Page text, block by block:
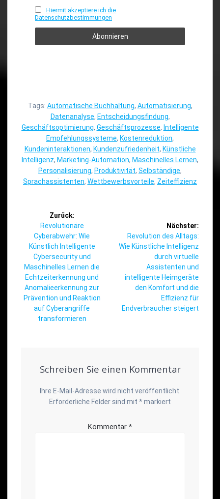
Hiermit akzeptiere ich die
Datenschutzbestimmungen
Tags: Automatische Buchhaltung, Automatisierung,
Datenanalyse, Entscheidungsfindung,
Geschäftsoptimierung, Geschäftsprozesse, Intelligente
Empfehlungssysteme, Kostenreduktion,
Kundeninteraktionen, Kundenzufriedenheit, Künstliche
Intelligenz, Marketing-Automation, Maschinelles Lernen,
Personalisierung, Produktivität, Selbständige,
Sprachassistenten, Wettbewerbsvorteile, Zeiteffizienz
Beitragsnavigation
Zurück:
Vorheriger
Beitrag:
Revolutionäre
Cyberabwehr: Wie
Künstlich Intelligente
Cybersecurity und
Maschinelles Lernen die
Echtzeiterkennung und
Anomalieerkennung zur
Prävention und Reaktion
auf Cyberangriffe
transformieren
Nächster:
Nächster
Beitrag:
Revolution des Alltags:
Wie Künstliche Intelligenz
durch virtuelle
Assistenten und
intelligente Heimgeräte
den Komfort und die
Effizienz für
Endverbraucher steigert
Schreiben Sie einen Kommentar
Ihre E-Mail-Adresse wird nicht veröffentlicht.
Erforderliche Felder sind mit *markiert
Kommentar *